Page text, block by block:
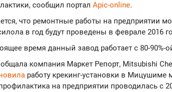
сообщил портал Apic-online.
что ремонтные работы на предприятии
в год будут проведены в феврале 2016
время данный завод работает с 80-90%-
компания Маркет Репорт, Mitsubishi
работу крекинг-установки в
на предприятии проводилась с